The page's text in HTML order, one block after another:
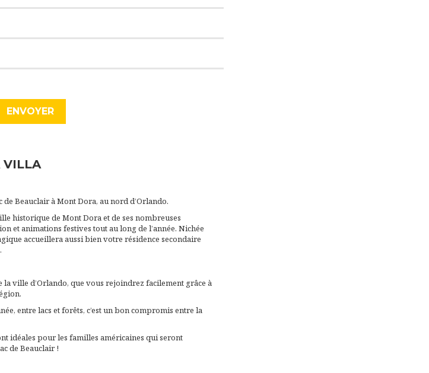
VILLA
Beauclair à Mont Dora, au nord d’Orlando.
historique de Mont Dora et de ses nombreuses
et animations festives tout au long de l’année. Nichée
accueillera aussi bien votre résidence secondaire
la ville d’Orlando, que vous rejoindrez facilement grâce à
entre lacs et forêts, c’est un bon compromis entre la
idéales pour les familles américaines qui seront
de Beauclair !